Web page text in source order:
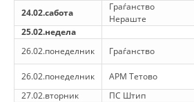
24.02.сабота
Граѓанство
Нераште
25.02.недела
26.02.понеделник
Граѓанство
26.02.понеделник АРМ Тетово
27.02.вторник
ПС Штип